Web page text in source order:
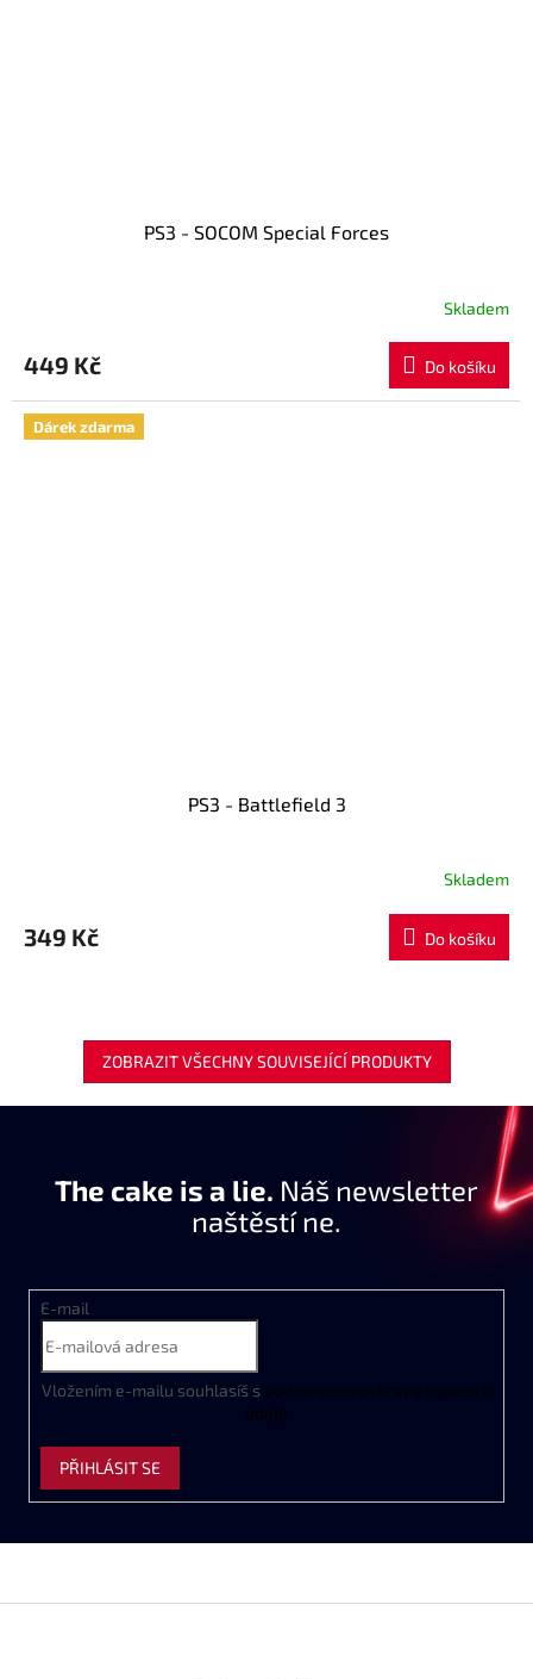
PS3 - SOCOM Special Forces
Skladem
449 Kč Do košíku
Dárek zdarma
PS3 - Battlefield 3
Skladem
349 Kč Do košíku
ZOBRAZIT VŠECHNY SOUVISEJÍCÍ PRODUKTY
The cake is a lie. Náš newsletter
naštěstí ne.
E-mail
Vložením e-mailu souhlasíš s podmínkami ochrany osobních
údajů
PŘIHLÁSIT SE